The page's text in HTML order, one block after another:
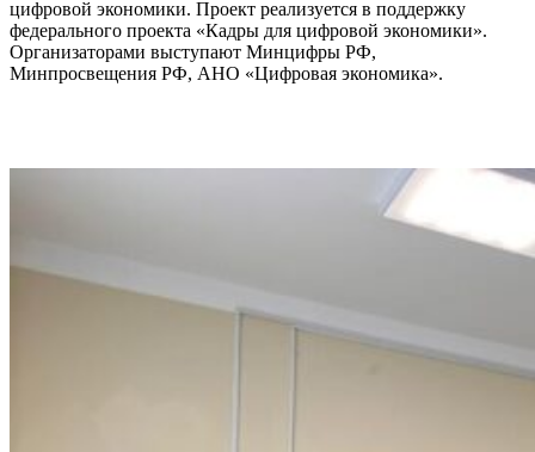
цифровой экономики. Проект реализуется в поддержку
федерального проекта «Кадры для цифровой экономики».
Организаторами выступают Минцифры РФ,
Минпросвещения РФ, АНО «Цифровая экономика».